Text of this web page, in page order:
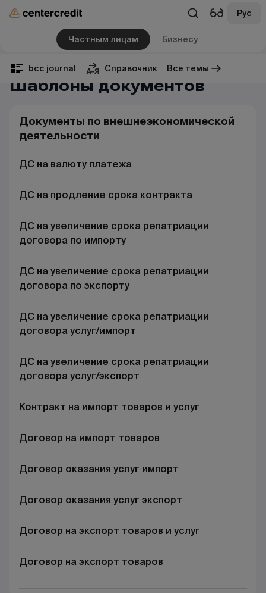
Рус
Частным лицам Бизнесу
bcc journal Справочник Все темы
Шаблоны документов
Документы по внешнеэкономической
деятельности
ДС на валюту платежа
ДС на продление срока контракта
ДС на увеличение срока репатриации
договора по импорту
ДС на увеличение срока репатриации
договора по экспорту
ДС на увеличение срока репатриации
договора услуг/импорт
ДС на увеличение срока репатриации
договора услуг/экспорт
Контракт на импорт товаров и услуг
Договор на импорт товаров
Договор оказания услуг импорт
Договор оказания услуг экспорт
Договор на экспорт товаров и услуг
Договор на экспорт товаров